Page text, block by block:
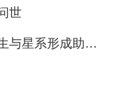
其他拥有较多重
mnras/stad3
世
颠覆传统理论，黑洞成恒星诞生与星系形成助推器